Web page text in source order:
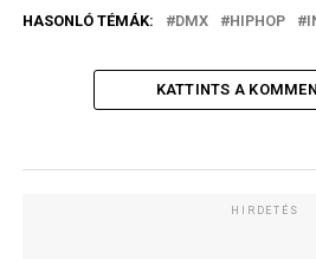
HASONLÓ TÉMÁK: DMX HIPHOP
KATTINTS A
HIRDETÉS